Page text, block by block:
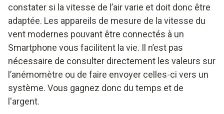
constater si la vitesse de l’air varie et doit donc être
adaptée. Les appareils de mesure de la vitesse du
vent modernes pouvant être connectés à un
Smartphone vous facilitent la vie. Il n’est pas
nécessaire de consulter directement les valeurs sur
l’anémomètre ou de faire envoyer celles-ci vers un
système. Vous gagnez donc du temps et de
l'argent.